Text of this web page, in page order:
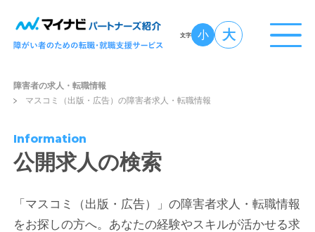
文字 小 大
障害者の求人・転職情報
マスコミ（出版・広告）の障害者求人・転職情報
Information
公開求人の検索
「マスコミ（出版・広告）」の障害者求人・転職情報
をお探しの方へ。あなたの経験やスキルが活かせる求